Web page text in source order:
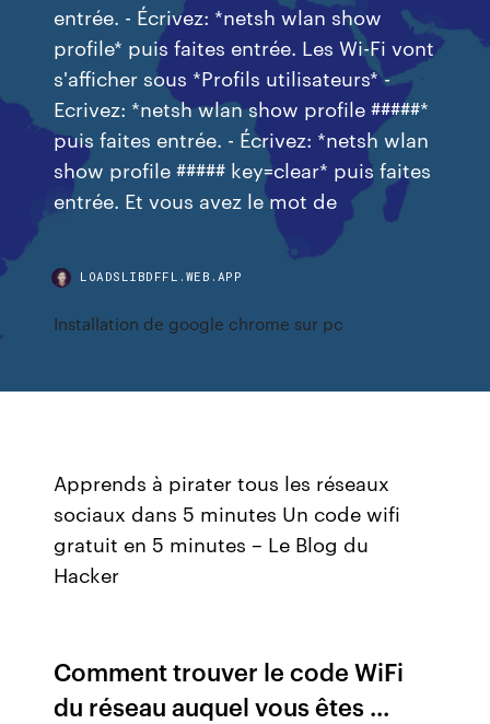
entrée. - Écrivez: *netsh wlan show
profile* puis faites entrée. Les Wi-Fi vont
s'afficher sous *Profils utilisateurs* -
Ecrivez: *netsh wlan show profile #####*
puis faites entrée. - Écrivez: *netsh wlan
show profile ##### key=clear* puis faites
entrée. Et vous avez le mot de
LOADSLIBDFFL.WEB.APP
Installation de google chrome sur pc
Apprends à pirater tous les réseaux
sociaux dans 5 minutes Un code wifi
gratuit en 5 minutes – Le Blog du
Hacker
Comment trouver le code WiFi
du réseau auquel vous êtes ...